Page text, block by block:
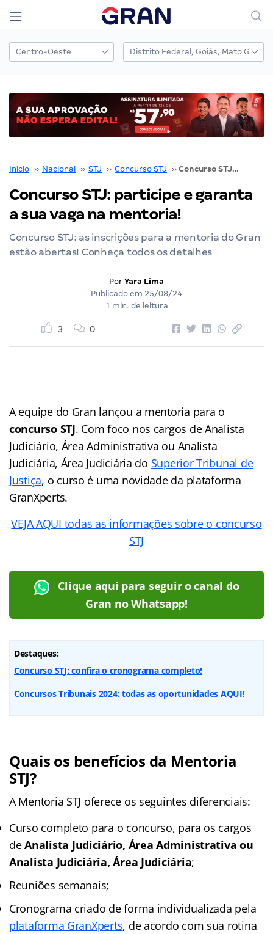
Início ›› Nacional ›› STJ ›› Concurso STJ ›› Concurso STJ: participe e garanta a sua vaga na mentoria!
Concurso STJ: participe e garanta
a sua vaga na mentoria!
Concurso STJ: as inscrições para a mentoria do Gran
estão abertas! Conheça todos os detalhes
Por Yara Lima
Publicado em 25/08/24
1 min. de leitura
3 0
A equipe do Gran lançou a mentoria para o
concurso STJ. Com foco nos cargos de Analista
Judiciário, Área Administrativa ou Analista
Judiciária, Área Judiciária do Superior Tribunal de
Justiça, o curso é uma novidade da plataforma
GranXperts.
VEJA AQUI todas as informações sobre o concurso
STJ
Clique aqui para seguir o canal do
Gran no Whatsapp!
Destaques:
Concurso STJ: confira o cronograma completo!
Concursos Tribunais 2024: todas as oportunidades AQUI!
Quais os benefícios da Mentoria
STJ?
A Mentoria STJ oferece os seguintes diferenciais:
Curso completo para o concurso, para os cargos
deAnalista Judiciário, Área Administrativa ou
Analista Judiciária, Área Judiciária;
Reuniões semanais;
Cronograma criado de forma individualizada pela
plataforma GranXperts, de acordo com sua rotina